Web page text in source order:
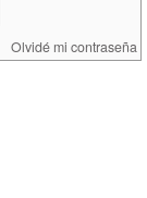
Olvidé mi contraseña